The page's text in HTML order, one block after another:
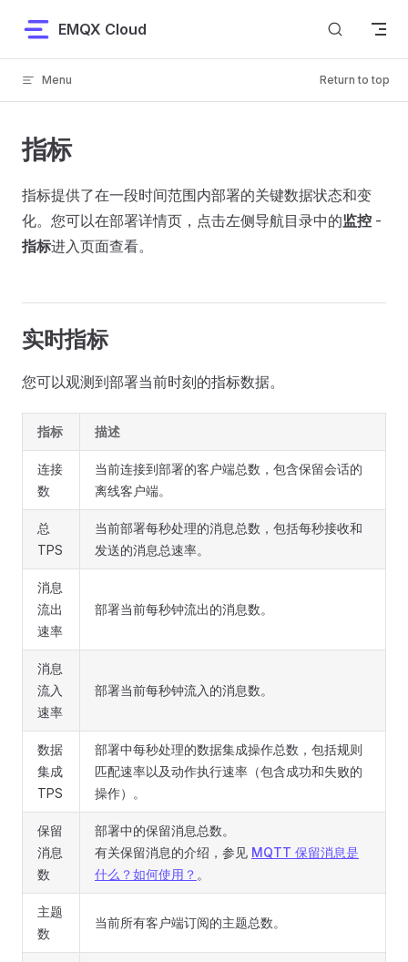
Skip to content
EMQX Cloud
Menu Return to top
指标
指标提供了在一段时间范围内部署的关键数据状态和变
化。您可以在部署详情页，点击左侧导航目录中的监控 -
指标进入页面查看。
实时指标
您可以观测到部署当前时刻的指标数据。
指标 描述
连接
数
当前连接到部署的客户端总数，包含保留会话的
离线客户端。
总
TPS
当前部署每秒处理的消息总数，包括每秒接收和
发送的消息总速率。
消息
流出
速率
部署当前每秒钟流出的消息数。
消息
流入
速率
部署当前每秒钟流入的消息数。
数据
集成
TPS
部署中每秒处理的数据集成操作总数，包括规则
匹配速率以及动作执行速率（包含成功和失败的
操作）。
保留
消息
数
部署中的保留消息总数。
有关保留消息的介绍，参见 MQTT 保留消息是
什么？如何使用？ 。
主题
数
当前所有客户端订阅的主题总数。